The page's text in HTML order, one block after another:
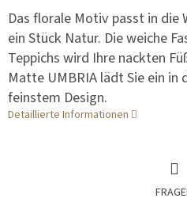
Das florale Motiv passt in die
ein Stück Natur. Die weiche
Teppichs wird Ihre nackten
Matte UMBRIA lädt Sie ein in
feinstem Design.
Detaillierte Informationen